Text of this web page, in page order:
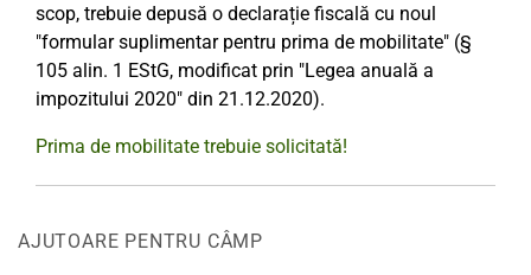
scop, trebuie depusă o declarație fiscală cu noul
"formular suplimentar pentru prima de mobilitate" (§
105 alin. 1 EStG, modificat prin "Legea anuală a
impozitului 2020" din 21.12.2020).
Prima de mobilitate trebuie solicitată!
AJUTOARE PENTRU CÂMP